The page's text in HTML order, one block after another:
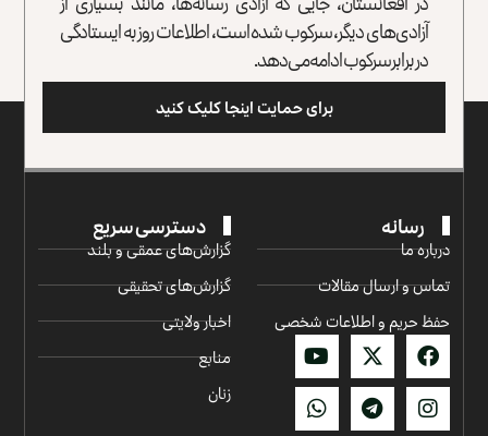
آزادی‌های دیگر، سرکوب شده است، اطلاعات روز به ایستادگی
در برابر سرکوب ادامه می‌دهد.
برای حمایت اینجا کلیک کنید
رسانه
درباره ما
تماس و ارسال مقالات
حفظ حریم و اطلاعات شخصی
دسترسی سریع
گزارش‌‌های عمقی و بلند
گزارش‌های تحقیقی
اخبار ولایتی
منابع
زنان